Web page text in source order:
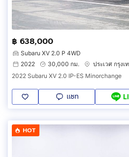
฿ 638,000
Subaru XV 2.0 P 4WD
2022
30,000 กม.
ประเวศ กรุง
2022 Subaru XV 2.0 IP-ES Minorchange
แชท
HOT